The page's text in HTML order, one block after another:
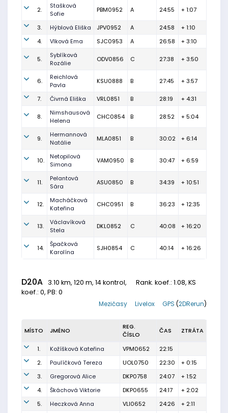
2.
Stašková
Sofie
PBM0952 A 24:55 + 1:07
3. Hýblová Eliška JPV0952 A 24:58
+ 1:10
4.
Vlková Ema SJC0953 A 26:58 + 3:10
5.
Syblíková
Rozálie
ODV0856 C 27:38 + 3:50
6.
Reichlová
Pavla
KSU0888 B 27:45 + 3:57
7. Čivrná Eliška VRL0851 B 28:19 + 4:31
8.
Nimshausová
Helena
CHC0854 B 28:52 + 5:04
9.
Hermannová
Natálie
MLA0851 B 30:02 + 6:14
10.
Netopilová
Simona
VAM0950 B 30:47 + 6:59
11.
Pelantová
Sára
ASU0850 B 34:39 + 10:51
12.
Macháčková
Kateřina
CHC0951 B 36:23 + 12:35
13.
Václavíková
Stela
DKL0852 C 40:08 + 16:20
14.
Špačková
Karolína
SJH0854 C 40:14 + 16:26
D20A 3.10 km, 120 m, 14 kontrol, Rank. koef.: 1.08, KS
koef.: 0, PB: 0
GPS (2DRerun)
Livelox
Mezičasy
MÍSTO JMÉNO
REG.
ČÍSLO
ČAS ZTRÁTA
1. Kožíšková Kateřina VPM0652
22:15
2.
Paulíčková Tereza UOL0750 22:30
+ 0:15
3.
Gregorová Alice DKP0758 24:07
+ 1:52
4.
Škáchová Viktorie DKP0655 24:17
+ 2:02
5.
Heczková Anna VLI0652 24:26
+ 2:11